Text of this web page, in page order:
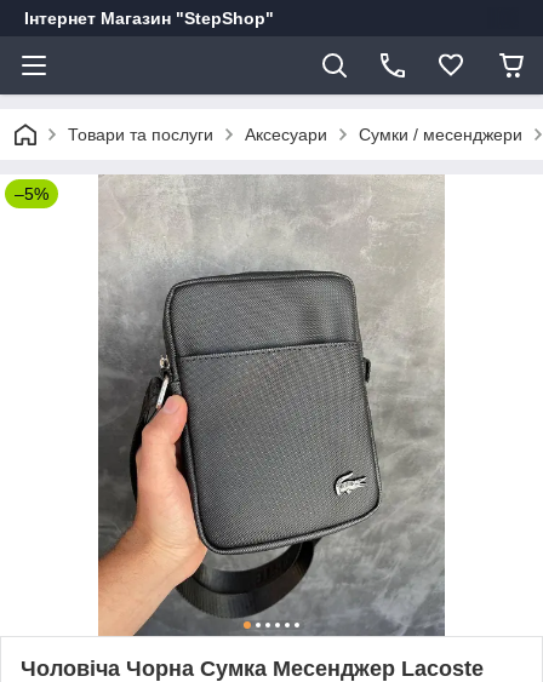
Інтернет Магазин "StepShop"
Товари та послуги Аксесуари Сумки / месенджери
–5%
Чоловіча Чорна Сумка Месенджер Lacoste